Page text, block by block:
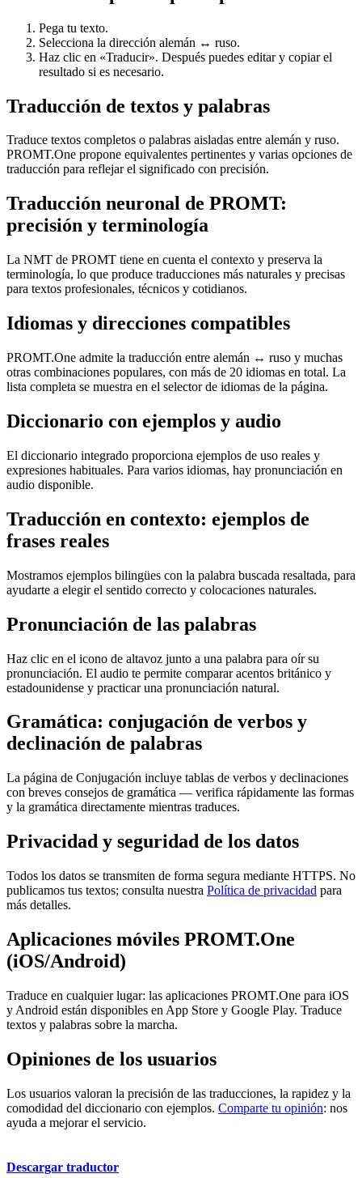
Pega tu texto.
Selecciona la dirección alemán ↔ ruso.
Haz clic en «Traducir». Después puedes editar y copiar el
resultado si es necesario.
Traducción de textos y palabras
Traduce textos completos o palabras aisladas entre alemán y ruso.
PROMT.One propone equivalentes pertinentes y varias opciones de
traducción para reflejar el significado con precisión.
Traducción neuronal de PROMT:
precisión y terminología
La NMT de PROMT tiene en cuenta el contexto y preserva la
terminología, lo que produce traducciones más naturales y precisas
para textos profesionales, técnicos y cotidianos.
Idiomas y direcciones compatibles
PROMT.One admite la traducción entre alemán ↔ ruso y muchas
otras combinaciones populares, con más de 20 idiomas en total. La
lista completa se muestra en el selector de idiomas de la página.
Diccionario con ejemplos y audio
El diccionario integrado proporciona ejemplos de uso reales y
expresiones habituales. Para varios idiomas, hay pronunciación en
audio disponible.
Traducción en contexto: ejemplos de
frases reales
Mostramos ejemplos bilingües con la palabra buscada resaltada, para
ayudarte a elegir el sentido correcto y colocaciones naturales.
Pronunciación de las palabras
Haz clic en el icono de altavoz junto a una palabra para oír su
pronunciación. El audio te permite comparar acentos británico y
estadounidense y practicar una pronunciación natural.
Gramática: conjugación de verbos y
declinación de palabras
La página de Conjugación incluye tablas de verbos y declinaciones
con breves consejos de gramática — verifica rápidamente las formas
y la gramática directamente mientras traduces.
Privacidad y seguridad de los datos
Todos los datos se transmiten de forma segura mediante HTTPS. No
publicamos tus textos; consulta nuestra Política de privacidad para
más detalles.
Aplicaciones móviles PROMT.One
(iOS/Android)
Traduce en cualquier lugar: las aplicaciones PROMT.One para iOS
y Android están disponibles en App Store y Google Play. Traduce
textos y palabras sobre la marcha.
Opiniones de los usuarios
Los usuarios valoran la precisión de las traducciones, la rapidez y la
comodidad del diccionario con ejemplos. Comparte tu opinión: nos
ayuda a mejorar el servicio.
Descargar traductor